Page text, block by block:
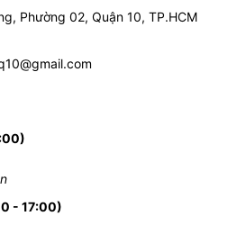
Phường 02, Quận 10, TP.HCM
- 17:00)